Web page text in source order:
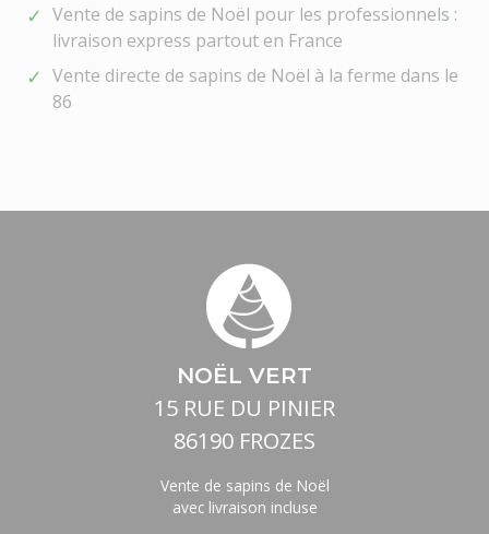
Vente de sapins de Noël pour les professionnels :
livraison express partout en France
Vente directe de sapins de Noël à la ferme dans le
86
NOËL VERT
15 RUE DU PINIER
86190 FROZES
Vente de sapins de Noël
avec livraison incluse